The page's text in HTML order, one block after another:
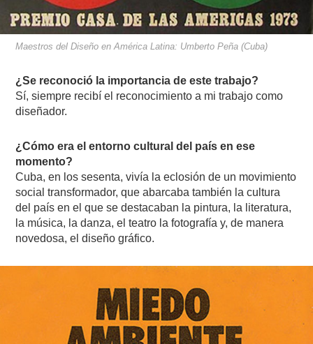
Maestros del Diseño en América Latina: Umberto Peña (Cuba)
¿Se reconoció la importancia de este trabajo?
Sí, siempre recibí el reconocimiento a mi trabajo como
diseñador.
¿Cómo era el entorno cultural del país en ese
momento?
Cuba, en los sesenta, vivía la eclosión de un movimiento
social transformador, que abarcaba también la cultura
del país en el que se destacaban la pintura, la literatura,
la música, la danza, el teatro la fotografía y, de manera
novedosa, el diseño gráfico.